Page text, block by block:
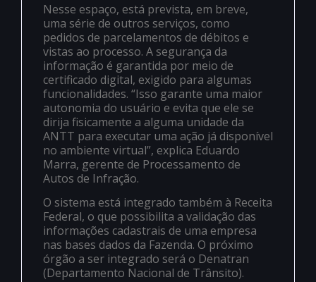
Nesse espaço, está prevista, em breve,
uma série de outros serviços, como
pedidos de parcelamentos de débitos e
vistas ao processo. A segurança da
informação é garantida por meio de
certificado digital, exigido para algumas
funcionalidades. “Isso garante uma maior
autonomia do usuário e evita que ele se
dirija fisicamente a alguma unidade da
ANTT para executar uma ação já disponível
no ambiente virtual”, explica Eduardo
Marra, gerente de Processamento de
Autos de Infração.
O sistema está integrado também à Receita
Federal, o que possibilita a validação das
informações cadastrais de uma empresa
nas bases dados da Fazenda. O próximo
órgão a ser integrado será o Denatran
(Departamento Nacional de Trânsito).